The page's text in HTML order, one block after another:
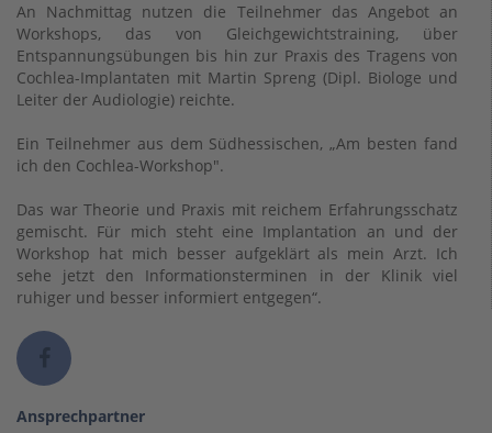
An Nachmittag nutzen die Teilnehmer das Angebot an
Workshops, das von Gleichgewichtstraining, über
Entspannungsübungen bis hin zur Praxis des Tragens von
Cochlea-Implantaten mit Martin Spreng (Dipl. Biologe und
Leiter der Audiologie) reichte.
Ein Teilnehmer aus dem Südhessischen, „Am besten fand
ich den Cochlea-Workshop".
Das war Theorie und Praxis mit reichem Erfahrungsschatz
gemischt. Für mich steht eine Implantation an und der
Workshop hat mich besser aufgeklärt als mein Arzt. Ich
sehe jetzt den Informationsterminen in der Klinik viel
ruhiger und besser informiert entgegen“.
Ansprechpartner